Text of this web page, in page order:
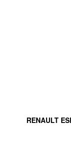
RENAULT